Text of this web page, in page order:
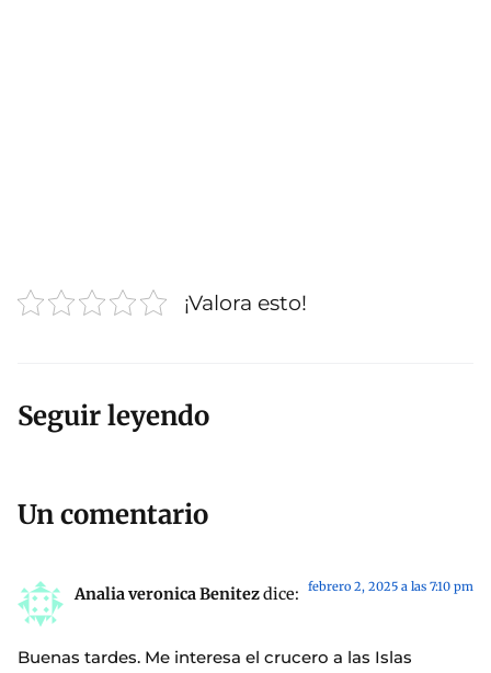
¡Valora esto!
Seguir leyendo
Un comentario
Analia veronica Benitezdice: febrero 2, 2025 a las 7:10 pm
Buenas tardes. Me interesa el crucero a las Islas